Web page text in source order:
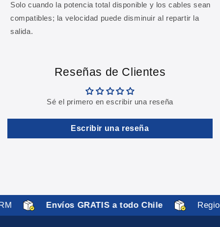
Solo cuando la potencia total disponible y los cables sean
compatibles; la velocidad puede disminuir al repartir la
salida.
Reseñas de Clientes
Sé el primero en escribir una reseña
Escribir una reseña
Envíos GRATIS a todo Chile